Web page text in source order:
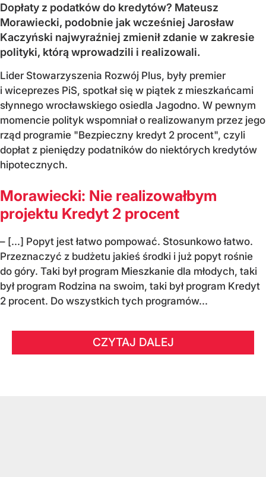
Dopłaty z podatków do kredytów? Mateusz
Morawiecki, podobnie jak wcześniej Jarosław
Kaczyński najwyraźniej zmienił zdanie w zakresie
polityki, którą wprowadzili i realizowali.
Lider Stowarzyszenia Rozwój Plus, były premier
i wiceprezes PiS, spotkał się w piątek z mieszkańcami
słynnego wrocławskiego osiedla Jagodno. W pewnym
momencie polityk wspomniał o realizowanym przez jego
rząd programie "Bezpieczny kredyt 2 procent", czyli
dopłat z pieniędzy podatników do niektórych kredytów
hipotecznych.
Morawiecki: Nie realizowałbym
projektu Kredyt 2 procent
– [...] Popyt jest łatwo pompować. Stosunkowo łatwo.
Przeznaczyć z budżetu jakieś środki i już popyt rośnie
do góry. Taki był program Mieszkanie dla młodych, taki
był program Rodzina na swoim, taki był program Kredyt
2 procent. Do wszystkich tych programów...
CZYTAJ DALEJ